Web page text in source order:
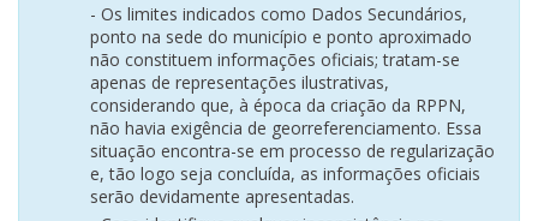
- Os limites indicados como Dados Secundários,
ponto na sede do município e ponto aproximado
não constituem informações oficiais; tratam-se
apenas de representações ilustrativas,
considerando que, à época da criação da RPPN,
não havia exigência de georreferenciamento. Essa
situação encontra-se em processo de regularização
e, tão logo seja concluída, as informações oficiais
serão devidamente apresentadas.